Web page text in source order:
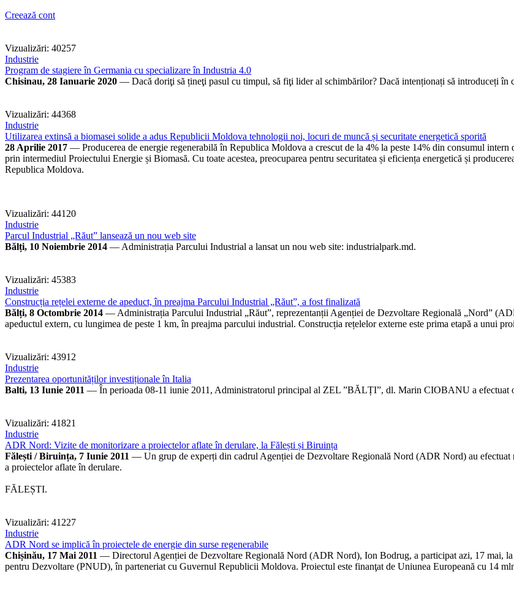
Creează cont
Vizualizări: 40257
Industrie
Program de stagiere în Germania cu specializare în Industria 4.0
Chisinau, 28 Ianuarie 2020 — Dacă doriţi să țineţi pasul cu timpul, să fiţi lider al schimbărilor? Dacă intenționați să introduceți în
Vizualizări: 44368
Industrie
Utilizarea extinsă a biomasei solide a adus Republicii Moldova tehnologii noi, locuri de muncă și securitate energetică sporită
28 Aprilie 2017 — Producerea de energie regenerabilă în Republica Moldova a crescut de la 4% la peste 14% din consumul
prin intermediul Proiectului Energie și Biomasă. Cu toate acestea, preocuparea pentru securitatea și eficiența energetică și
Republica Moldova.
Vizualizări: 44120
Industrie
Parcul Industrial „Răut” lansează un nou web site
Bălți, 10 Noiembrie 2014 — Administrația Parcului Industrial a lansat un nou web site: industrialpark.md.
Vizualizări: 45383
Industrie
Construcția rețelei externe de apeduct, în preajma Parcului Industrial „Răut”, a fost finalizată
Bălți, 8 Octombrie 2014 — Administrația Parcului Industrial „Răut”, reprezentanții Agenției de Dezvoltare Regională „Nord”
apeductul extern, cu lungimea de peste 1 km, în preajma parcului industrial. Construcția rețelelor externe este prima etapă a unui
Vizualizări: 43912
Industrie
Prezentarea oportunităților investiționale în Italia
Balti, 13 Iunie 2011 — În perioada 08-11 iunie 2011, Administratorul principal al ZEL ”BĂLȚI”, dl. Marin CIOBANU a efectuat
Vizualizări: 41821
Industrie
ADR Nord: Vizite de monitorizare a proiectelor aflate în derulare, la Fălești și Biruința
Fălești / Biruința, 7 Iunie 2011 — Un grup de experți din cadrul Agenției de Dezvoltare Regională Nord (ADR Nord) au
a proiectelor aflate în derulare.
FĂLEȘTI.
Vizualizări: 41227
Industrie
ADR Nord se implică în proiectele de energie din surse regenerabile
Chișinău, 17 Mai 2011 — Directorul Agenției de Dezvoltare Regională Nord (ADR Nord), Ion Bodrug, a participat azi, 17 mai,
pentru Dezvoltare (PNUD), în parteneriat cu Guvernul Republicii Moldova. Proiectul este finanţat de Uniunea Europeană cu 14